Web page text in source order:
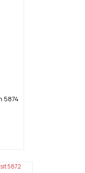
5874